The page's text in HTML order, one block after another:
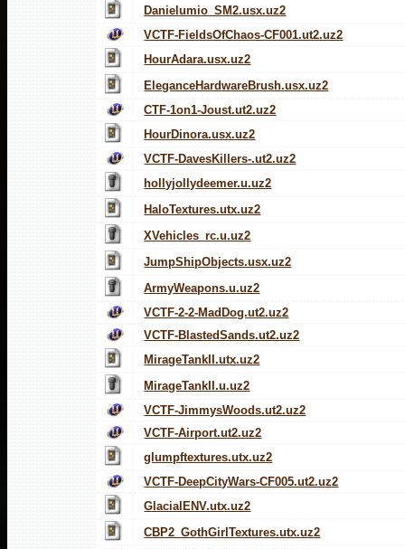
Danielumio_SM2.usx.uz2
VCTF-FieldsOfChaos-CF001.ut2.uz2
HourAdara.usx.uz2
EleganceHardwareBrush.usx.uz2
CTF-1on1-Joust.ut2.uz2
HourDinora.usx.uz2
VCTF-DavesKillers-.ut2.uz2
hollyjollydeemer.u.uz2
HaloTextures.utx.uz2
XVehicles_rc.u.uz2
JumpShipObjects.usx.uz2
ArmyWeapons.u.uz2
VCTF-2-2-MadDog.ut2.uz2
VCTF-BlastedSands.ut2.uz2
MirageTankII.utx.uz2
MirageTankII.u.uz2
VCTF-JimmysWoods.ut2.uz2
VCTF-Airport.ut2.uz2
glumpftextures.utx.uz2
VCTF-DeepCityWars-CF005.ut2.uz2
GlacialENV.utx.uz2
CBP2_GothGirlTextures.utx.uz2